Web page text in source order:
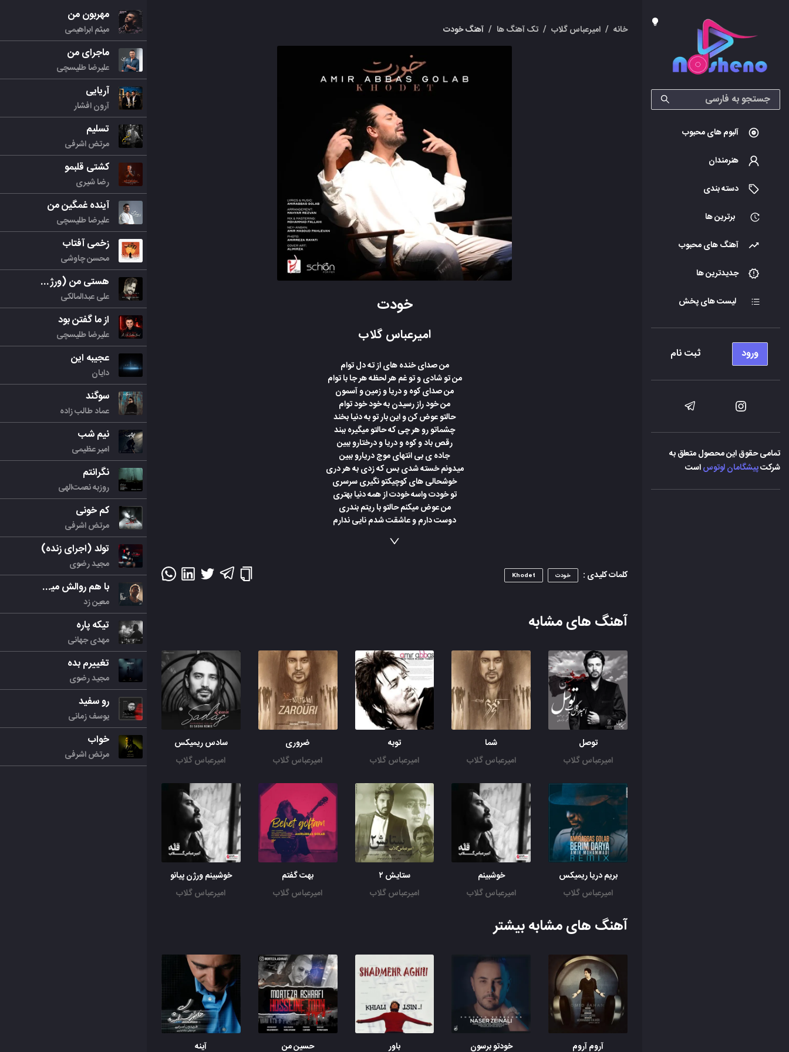
آلبوم های محبوب
هنرمندان
دسته بندی
برترین ها
آهنگ های محبوب
جدیدترین ها
لیست های پخش
ورود ثبت نام
تمامی حقوق این محصول متعلق به
شرکتپیشگامان لوتوساست
خانه / امیرعباس گلاب / تک آهنگ ها / آهنگ خودت
خودت
امیرعباس گلاب
من صدا‌ی خنده های از ته دل توام
من تو شادی و تو غم هر لحظه هر جا با توام
من صدای کوه و دریا و زمین و آسمون
من خود راز رسیدن به خود خود توام
حالتو عوض کن و این بار تو به دنیا بخند
چشماتو رو هر چی که حالتو میگیره ببند
رقص باد و کوه و دریا و درختارو ببین
جاده ی بی انتهای موج دریارو ببین
میدونم خسته شدی بس که زدی به هر دری
خوشحالی های کوچیکتو نگیری سرسری
تو خودت واسه خودت از همه دنیا بهتری
من عوض میکنم حالتو با ریتم بندری
دوست دارم و عاشقت شدم نایی ندارم
یه روز میرسه که قلب تو از ریشه جدا شد
باید بتونی تو دلت خیلیارو ببخشی
بذار بگن دیوونه ای باید دیوونه تر شی
تو مثل یه ستاره ی دنباله دار میمونی
هر گوشه ای از آسمون که باشی میدرخشی
بانو جان فرفری موی غزل ساز منی
بانو جان عشق خاموش غزل های منی
کلمات کلیدی : خودت Khodet
آهنگ های مشابه
توصل
امیرعباس گلاب
شما
امیرعباس گلاب
توبه
امیرعباس گلاب
ضروری
امیرعباس گلاب
سادس ریمیکس
امیرعباس گلاب
بریم دریا ریمیکس
امیرعباس گلاب
خوشبینم
امیرعباس گلاب
ستایش ۲
امیرعباس گلاب
بهت گفتم
امیرعباس گلاب
خوشبینم ورژن پیانو
امیرعباس گلاب
آهنگ های مشابه بیشتر
آروم آروم خودتو برسون باور حسین من آینه
مهربون من
میثم ابراهیمی
ماجرای من
علیرضا طلیسچی
آریایی
آرون افشار
تسلیم
مرتض اشرفی
کشتی قلبمو
رضا شیری
آینده غمگین من
علیرضا طلیسچی
زخمی آفتاب
محسن چاوشی
هستی من (ورژن جدید)
علی عبدالمالکی
از ما گفتن بود
علیرضا طلیسچی
عجیبه این
دایان
سوگند
عماد طالب زاده
نیم شب
امیر عظیمی
نگرانتم
روزبه نعمت‌الهی
کم خونی
مرتض اشرفی
تولد (اجرای زنده)
مجید رضوی
با هم روالش میکنیم
معین زد
تیکه پاره
مهدی جهانی
تغییرم بده
مجید رضوی
رو سفید
یوسف زمانی
خواب
مرتض اشرفی